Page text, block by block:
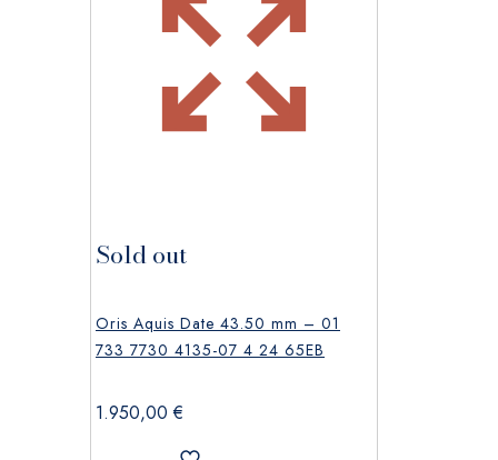
Sold out
Oris Aquis Date 43.50 mm – 01
733 7730 4135-07 4 24 65EB
1.950,00€